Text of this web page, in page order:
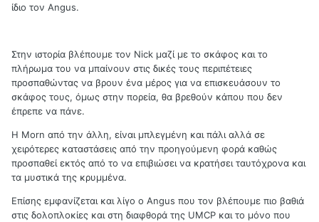
ίδιο τον Angus.
Στην ιστορία βλέπουμε τον Nick μαζί με το σκάφος και το
πλήρωμα του να μπαίνουν στις δικές τους περιπέτειες
προσπαθώντας να βρουν ένα μέρος για να επισκευάσουν το
σκάφος τους, όμως στην πορεία, θα βρεθούν κάπου που δεν
έπρεπε να πάνε.
Η Morn από την άλλη, είναι μπλεγμένη και πάλι αλλά σε
χειρότερες καταστάσεις από την προηγούμενη φορά καθώς
προσπαθεί εκτός από το να επιβιώσει να κρατήσει ταυτόχρονα και
τα μυστικά της κρυμμένα.
Επίσης εμφανίζεται και λίγο ο Angus που τον βλέπουμε πιο βαθιά
στις δολοπλοκίες και στη διαφθορά της UMCP και το μόνο που